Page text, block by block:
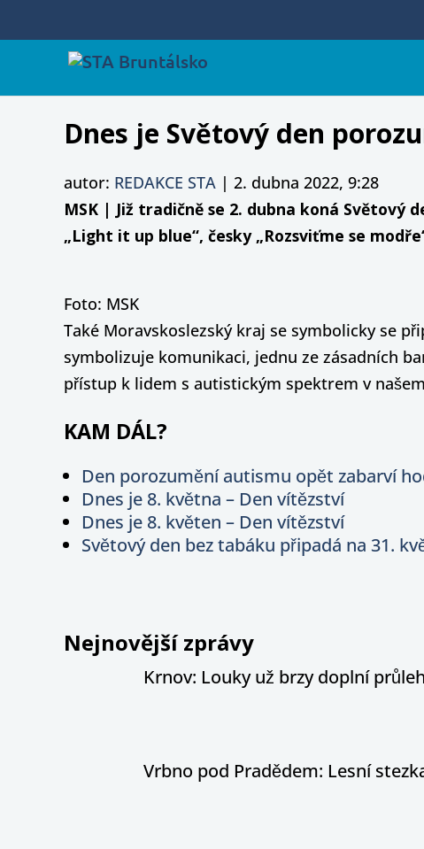
Dnes je Světový den
autor: REDAKCE STA | 2. dubna 2022, 9:28
MSK | Již tradičně se 2. dubna koná Světový
„Light it up blue“, česky „Rozsviťme se
Foto: MSK
Také Moravskoslezský kraj se symbolicky se
symbolizuje komunikaci, jednu ze zásadních
přístup k lidem s autistickým spektrem v
KAM DÁL?
Den porozumění autismu opět zabarví
Dnes je 8. května – Den vítězství
Dnes je 8. květen – Den vítězství
Světový den bez tabáku připadá na 31.
Nejnovější zprávy
Krnov: Louky už brzy doplní
Vrbno pod Pradědem: Lesní